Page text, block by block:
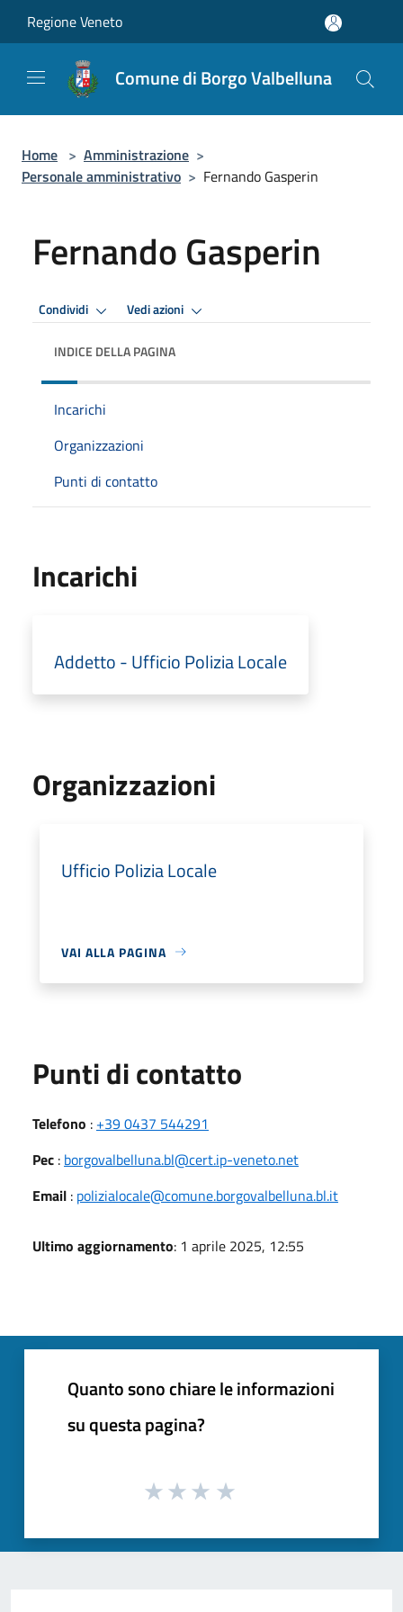
Regione Veneto
Comune di Borgo Valbelluna
Home > Amministrazione >
Personale amministrativo > Fernando Gasperin
Fernando Gasperin
Condividi Vedi azioni
INDICE DELLA PAGINA
Incarichi
Organizzazioni
Punti di contatto
Incarichi
Addetto - Ufficio Polizia Locale
Organizzazioni
Ufficio Polizia Locale
VAI ALLA PAGINA
Punti di contatto
Telefono : +39 0437 544291
Pec : borgovalbelluna.bl@cert.ip-veneto.net
Email : polizialocale@comune.borgovalbelluna.bl.it
Ultimo aggiornamento: 1 aprile 2025, 12:55
Quanto sono chiare le informazioni
su questa pagina?